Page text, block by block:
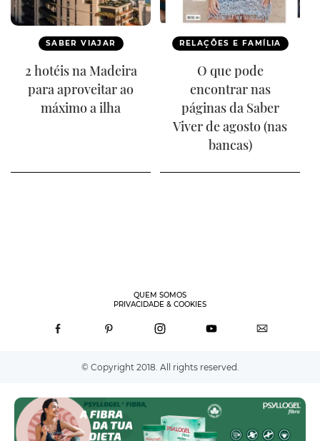
SABER VIAJAR
2 hotéis na Madeira
para aproveitar ao
máximo a ilha
RELAÇÕES E FAMÍLIA
O que pode
encontrar nas
páginas da Saber
Viver de agosto (nas
bancas)
QUEM SOMOS
PRIVACIDADE & COOKIES
© Copyright 2018. All rights reserved.